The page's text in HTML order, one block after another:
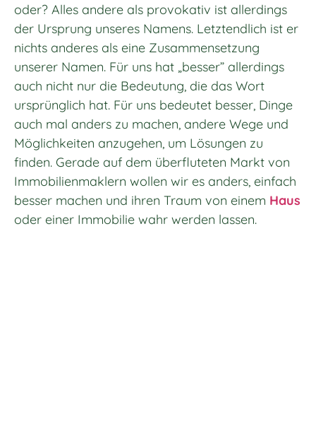
oder? Alles andere als provokativ ist allerdings
der Ursprung unseres Namens. Letztendlich ist er
nichts anderes als eine Zusammensetzung
unserer Namen. Für uns hat „besser” allerdings
auch nicht nur die Bedeutung, die das Wort
ursprünglich hat. Für uns bedeutet besser, Dinge
auch mal anders zu machen, andere Wege und
Möglichkeiten anzugehen, um Lösungen zu
finden. Gerade auf dem überfluteten Markt von
Immobilienmaklern wollen wir es anders, einfach
besser machen und ihren Traum von einem Haus
oder einer Immobilie wahr werden lassen.